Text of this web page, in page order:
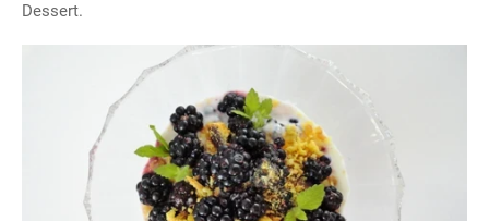
Dessert.